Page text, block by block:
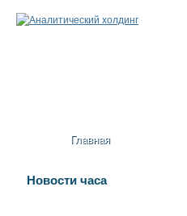
Главная
Новости часа